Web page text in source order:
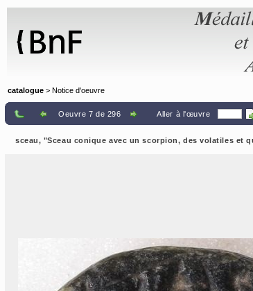
catalogue > Notice d'oeuvre
Oeuvre 7 de 296 Aller à l'œuvre
sceau, "Sceau conique avec un scorpion, des volatiles et